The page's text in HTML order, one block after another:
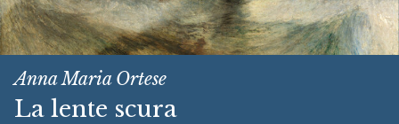
Anna Maria Ortese
La lente scura